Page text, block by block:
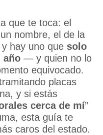
que te toca: el
nombre, el de la
hay uno que solo
año — y quien no lo
equivocado.
placas
y si estás
cerca de mí”
esta guía te
caros del estado.